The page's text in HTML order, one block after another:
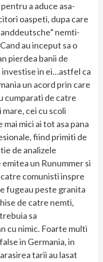
a aduce asa-
oaspeti, dupa care
nemti-
au inceput sa o
pierdea banii de
investise in ei…astfel ca
un acord prin care
cumparati de catre
cei cu scoli
mici ai tot asa pana
fiind primiti de
de analizele
un Runummer si
comunisti inspre
fugeau peste granita
de catre nemti,
sa
cu nimic. Foarte multi
in Germania, in
tarii au lasat